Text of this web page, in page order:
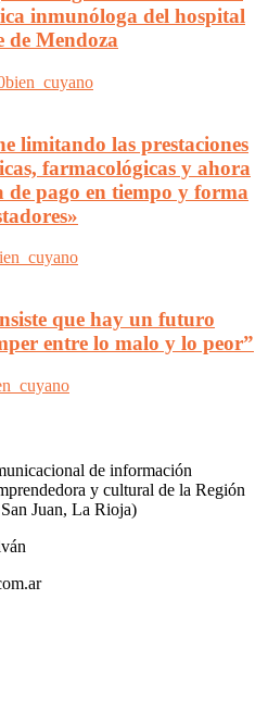
inmunóloga del hospital
de Mendoza
bien_cuyano
limitando las prestaciones
farmacológicas y ahora
de pago en tiempo y forma
que hay un futuro
entre lo malo y lo peor”
de información
y cultural de la Región
Juan, La Rioja)